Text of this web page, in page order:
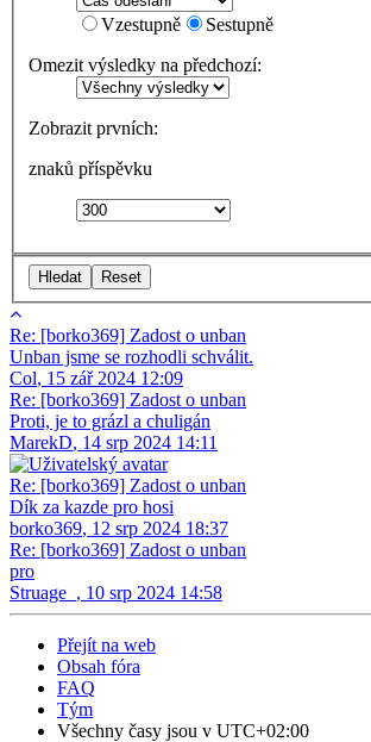
Vzestupně
Sestupně
Omezit výsledky na předchozí:
Zobrazit prvních:
znaků příspěvku
Re: [borko369] Zadost o unban
Unban jsme se rozhodli schválit.
Col, 15 zář 2024 12:09
Re: [borko369] Zadost o unban
Proti, je to grázl a chuligán
MarekD, 14 srp 2024 14:11
Re: [borko369] Zadost o unban
Dík za kazde pro hosi
borko369, 12 srp 2024 18:37
Re: [borko369] Zadost o unban
pro
Struage_ , 10 srp 2024 14:58
Přejít na web
Obsah fóra
FAQ
Tým
Všechny časy jsou v UTC+02:00